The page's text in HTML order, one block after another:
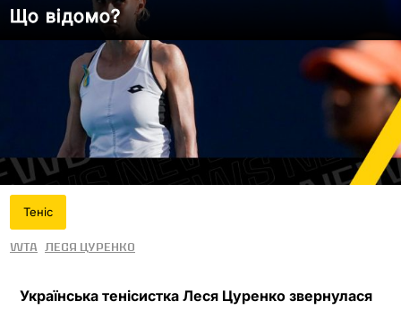
Що відомо?
Теніс
WTA Леся Цуренко
Українська тенісистка Леся Цуренко звернулася